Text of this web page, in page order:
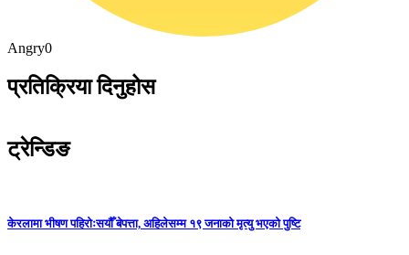
Angry0
प्रतिक्रिया दिनुहोस
ट्रेन्डिङ
केरलामा भीषण पहिरोःसयौँ बेपत्ता, अहिलेसम्म १९ जनाको मृत्यु भएको पुष्टि